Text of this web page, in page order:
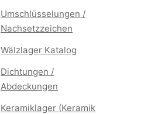
Umschlüsselungen /
Nachsetzzeichen
Wälzlager Katalog
Dichtungen /
Abdeckungen
Keramiklager (Keramik